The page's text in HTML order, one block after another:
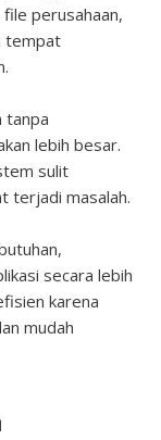
perusahaan,
tempat
tanpa
lebih besar.
sulit
terjadi masalah.
secara lebih
karena
mudah